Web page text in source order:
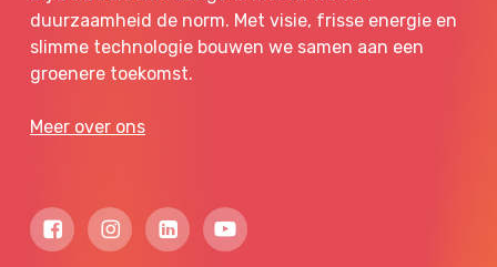
duurzaamheid de norm. Met visie, frisse energie en
slimme technologie bouwen we samen aan een
groenere toekomst.
Meer over ons